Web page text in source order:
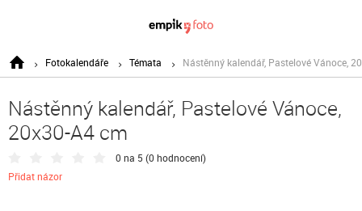
Fotokalendáře Témata Nástěnný kalendář, Pastelové Vánoce,
Nástěnný kalendář, Pastelové Vánoce,
20x30-A4 cm
0 na 5 (0 hodnocení)
Přidat názor